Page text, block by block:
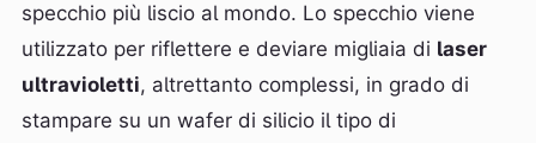
specchio più liscio al mondo. Lo specchio viene
utilizzato per riflettere e deviare migliaia di laser
ultravioletti, altrettanto complessi, in grado di
stampare su un wafer di silicio il tipo di